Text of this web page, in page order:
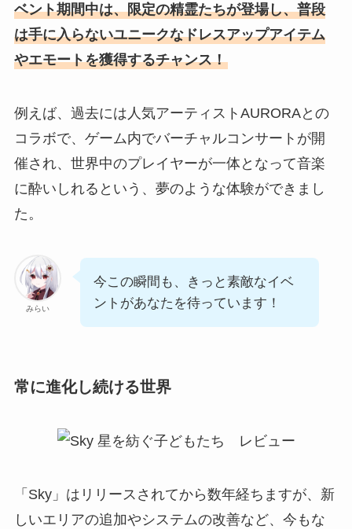
ベント期間中は、限定の精霊たちが登場し、普段
は手に入らないユニークなドレスアップアイテム
やエモートを獲得するチャンス！
例えば、過去には人気アーティストAURORAとの
コラボで、ゲーム内でバーチャルコンサートが開
催され、世界中のプレイヤーが一体となって音楽
に酔いしれるという、夢のような体験ができまし
た。
みらい
今この瞬間も、きっと素敵なイベ
ントがあなたを待っています！
常に進化し続ける世界
「Sky」はリリースされてから数年経ちますが、新
しいエリアの追加やシステムの改善など、今もな